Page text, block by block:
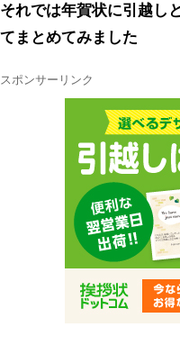
それでは年賀状に引越し
てまとめてみました
スポンサーリンク